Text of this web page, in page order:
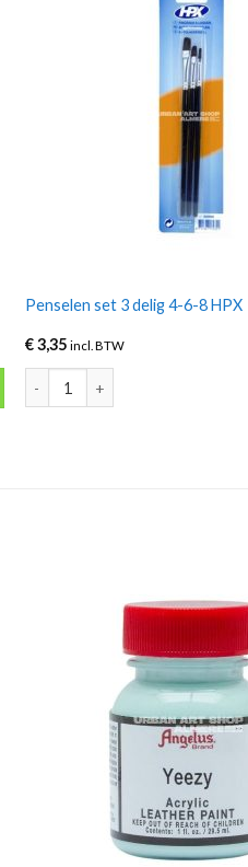
Penselen set 3 delig 4-6-8 HPX
€3,35 incl. BTW
Penselen set 3 delig 4-6-8 HPX